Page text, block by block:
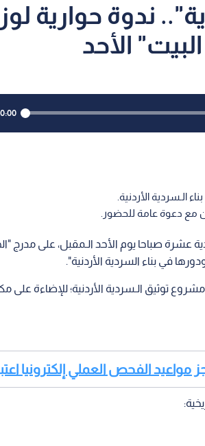
ندوة حوارية
الأحد
0:00
الـسردية الأردنية.
مع دعوة عامة للحضور.
عشرة صباحا يوم الأحد الـمقبل، على مدرج
في بناء السردية الأردنية".
توثيق الـسردية الأردنية؛ للإضاءة على
الفحص العملي إلكترونيا